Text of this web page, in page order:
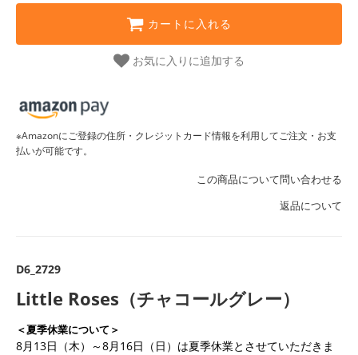
カートに入れる
お気に入りに追加する
※Amazonにご登録の住所・クレジットカード情報を利用してご注文・お支
払いが可能です。
この商品について問い合わせる
返品について
D6_2729
Little Roses（チャコールグレー）
＜夏季休業について＞
8月13日（木）～8月16日（日）は夏季休業とさせていただきま